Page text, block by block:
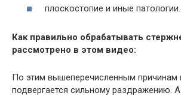
плоскостопие и иные патологии.
Как правильно обрабатывать
рассмотрено в этом видео:
По этим вышеперечисленным причинам
подвергается сильному раздражению.